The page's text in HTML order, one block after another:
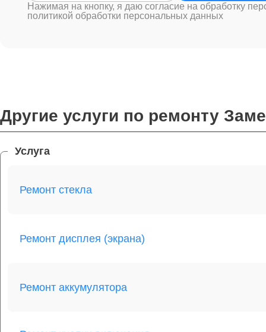
Нажимая на кнопку, я даю согласие на обработку
политикой обработки персональных данных
Другие услуги по ремонту
Услуга
Ремонт стекла
Ремонт дисплея (экрана)
Ремонт аккумулятора